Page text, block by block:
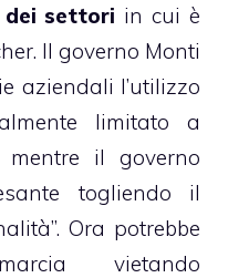
dei settori in cui è
Il governo Monti
aziendali l’utilizzo
limitato a
il governo
togliendo il
Ora potrebbe
vietando